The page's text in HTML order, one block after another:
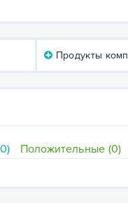
Продукты
Положительные (0)